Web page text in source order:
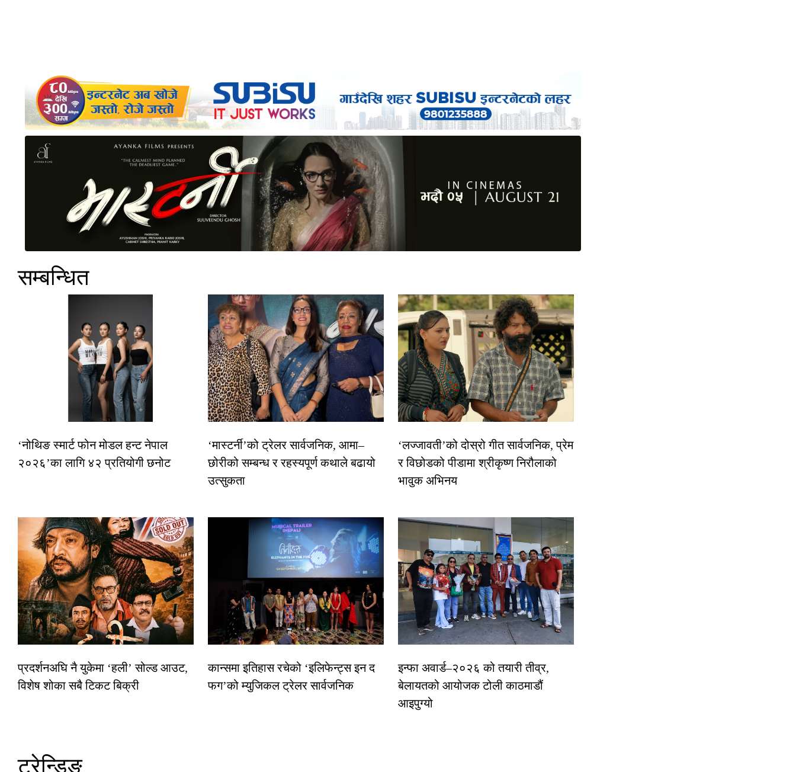
सम्बन्धित
‘नोथिङ स्मार्ट फोन मोडल हन्ट नेपाल
२०२६’का लागि ४२ प्रतियोगी छनोट
‘मास्टर्नी’को ट्रेलर सार्वजनिक, आमा–
छोरीको सम्बन्ध र रहस्यपूर्ण कथाले बढायो
उत्सुकता
‘लज्जावती’को दोस्रो गीत सार्वजनिक, प्रेम
र विछोडको पीडामा श्रीकृष्ण निरौलाको
भावुक अभिनय
प्रदर्शनअघि नै युकेमा ‘हली’ सोल्ड आउट,
विशेष शोका सबै टिकट बिक्री
कान्समा इतिहास रचेको ‘इलिफेन्ट्स इन द
फग’को म्युजिकल ट्रेलर सार्वजनिक
इन्फा अवार्ड–२०२६ को तयारी तीव्र,
बेलायतको आयोजक टोली काठमाडौं
आइपुग्यो
ट्रेन्डिङ